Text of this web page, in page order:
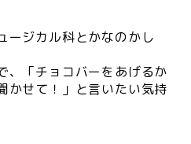
ージカル科とかなのかし
、「チョコバーをあげるか
かせて！」と言いたい気持